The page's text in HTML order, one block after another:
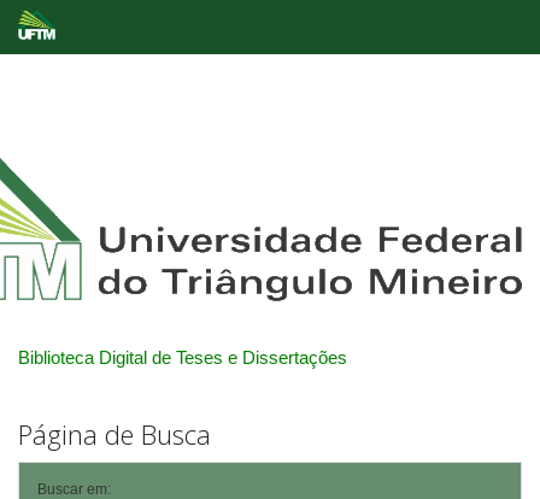
Biblioteca Digital de Teses e Dissertações
Página de Busca
Buscar em: